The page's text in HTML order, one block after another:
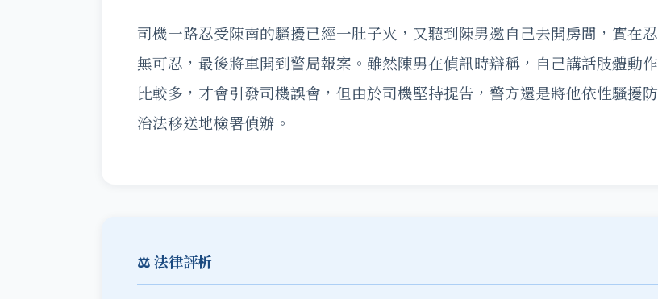
司機一路忍受陳南的騷擾已經一肚子火，又聽到陳男邀自己去開房間，實在忍
無可忍，最後將車開到警局報案。雖然陳男在偵訊時辯稱，自己講話肢體動作
比較多，才會引發司機誤會，但由於司機堅持提告，警方還是將他依性騷擾防
治法移送地檢署偵辦。
⚖️ 法律評析